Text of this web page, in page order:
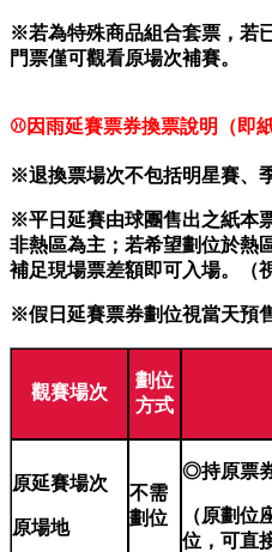
※若為特殊商品組合套票，若
門票僅可觀看原場次補賽。
⚾因雨延賽票券換票說明（即
※退換票場次不包括明星賽、
※平日延賽由球團售出之紙本
非熱區為主；若希望劃位於熱
補足現場票差額即可入場。（
※假日延賽票券劃位視當天預
觀賽場次
劃位
方式
原延賽場次
原場地
不需
劃位
◎持原票
（原劃位
位，可直